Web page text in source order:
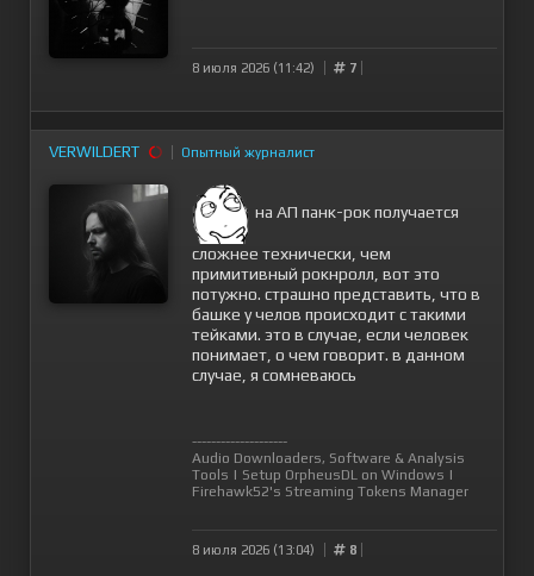
8 июля 2026 (11:42) 7
VERWILDERT Опытный журналист
на АП панк-рок получается
сложнее технически, чем
примитивный рокнролл, вот это
потужно. страшно представить, что в
башке у челов происходит с такими
тейками. это в случае, если человек
понимает, о чем говорит. в данном
случае, я сомневаюсь
--------------------
Audio Downloaders, Software & Analysis
Tools | Setup OrpheusDL on Windows |
Firehawk52's Streaming Tokens Manager
8 июля 2026 (13:04) 8